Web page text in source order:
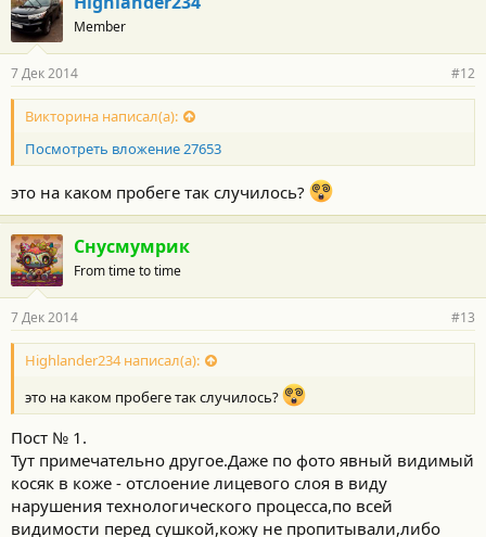
о
д
а
н
о
с
и
:
Member
7 Дек 2014 #12
Викторина написал(а):
Посмотреть вложение 27653
это на каком пробеге так случилось?
Снусмумрик
From time to time
7 Дек 2014 #13
Highlander234 написал(а):
это на каком пробеге так случилось?
Пост № 1.
Тут примечательно другое.Даже по фото явный видимый
косяк в коже - отслоение лицевого слоя в виду
нарушения технологического процесса,по всей
видимости перед сушкой,кожу не пропитывали,либо